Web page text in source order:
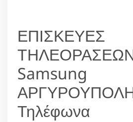
ΕΠΙΣΚΕΥΕΣ
Samsung
Τηλέφωνα